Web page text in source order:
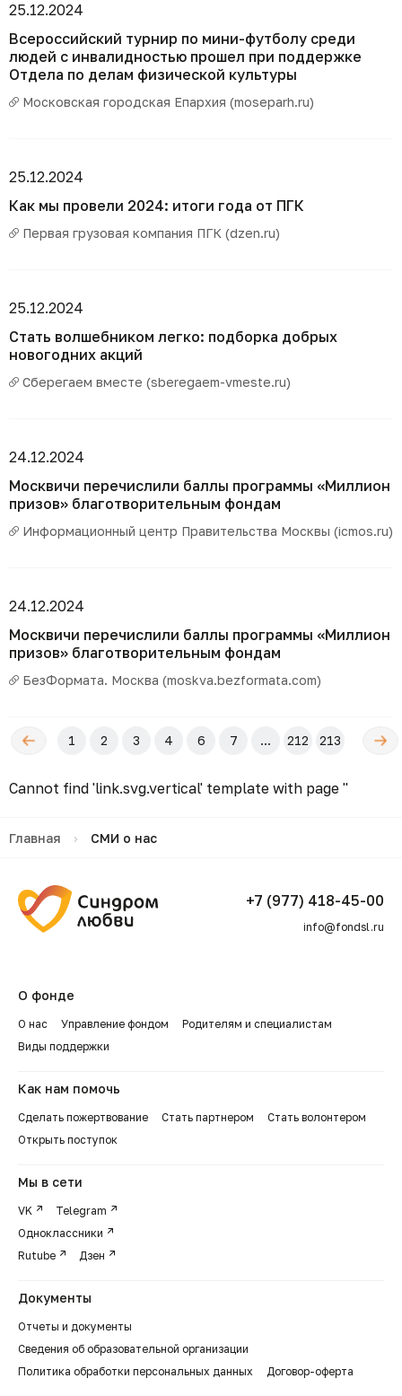
Всероссийский турнир по мини-футболу среди
людей с инвалидностью прошел при поддержке
Отдела по делам физической культуры
Московская городская Епархия (moseparh.ru)
25.12.2024
Как мы провели 2024: итоги года от ПГК
Первая грузовая компания ПГК (dzen.ru)
25.12.2024
Стать волшебником легко: подборка добрых
новогодних акций
Сберегаем вместе (sberegaem-vmeste.ru)
25.12.2024
Москвичи перечислили баллы программы «Миллион
призов» благотворительным фондам
Информационный центр Правительства Москвы (icmos.ru)
24.12.2024
Москвичи перечислили баллы программы «Миллион
призов» благотворительным фондам
БезФормата. Москва (moskva.bezformata.com)
24.12.2024
1 2 3 4 6 7 ... 212 213
Cannot find 'link.svg.vertical' template with page ''
Главная › СМИ о нас
+7 (977) 418-45-00
info@fondsl.ru
О фонде
О нас Управление фондом
Родителям и специалистам
Виды поддержки
Как нам помочь
Сделать пожертвование Стать партнером
Стать волонтером
Открыть поступок
Мы в сети
VK
Telegram
Одноклассники
Rutube
Дзен
Документы
Отчеты и документы
Сведения об образовательной организации
Политика обработки персональных данных
Договор-оферта